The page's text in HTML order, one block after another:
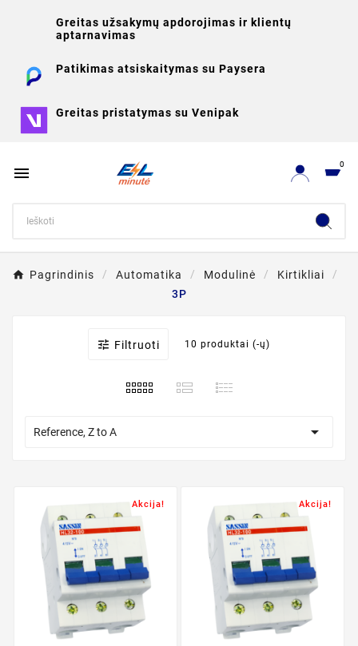
Greitas užsakymų apdorojimas ir klientų
aptarnavimas
Patikimas atsiskaitymas su Paysera
Greitas pristatymas su Venipak
 0
Pagrindinis Automatika Modulinė
Kirtikliai
3P
 Filtruoti 10 produktai (-ų)
Reference, Z to A 
Akcija! Akcija!